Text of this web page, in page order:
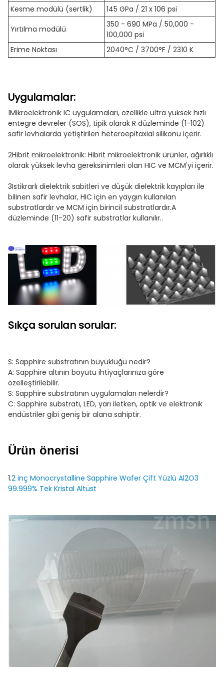
Kesme modülü (sertlik)
145 GPa / 21 x 106 psi
Yırtılma modülü
350 - 690 MPa / 50,000 -
100,000 psi
Erime Noktası
2040°C / 3700°F / 2310 K
Uygulamalar:
1Mikroelektronik IC uygulamaları, özellikle ultra yüksek hızlı
entegre devreler (SOS), tipik olarak R düzleminde (1-102)
safir levhalarda yetiştirilen heteroepitaxial silikonu içerir.
2Hibrit mikroelektronik: Hibrit mikroelektronik ürünler, ağırlıklı
olarak yüksek levha gereksinimleri olan HIC ve MCM'yi içerir.
3Istikrarlı dielektrik sabitleri ve düşük dielektrik kayıpları ile
bilinen safir levhalar, HIC için en yaygın kullanılan
substratlardır ve MCM için birincil substratlardır.A
düzleminde (11-20) safir substratlar kullanılır..
Sıkça sorulan sorular:
S: Sapphire substratının büyüklüğü nedir?
A: Sapphire altının boyutu ihtiyaçlarınıza göre
özelleştirilebilir.
S: Sapphire substratının uygulamaları nelerdir?
C: Sapphire substratı, LED, yarı iletken, optik ve elektronik
endüstriler gibi geniş bir alana sahiptir.
Ürün önerisi
1.2 inç Monocrystalline Sapphire Wafer Çift Yüzlü Al2O3
99.999% Tek Kristal Altüst